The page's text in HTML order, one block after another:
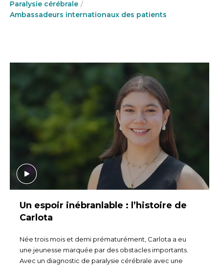
Paralysie cérébrale
Ambassadeurs internationaux des patients
Un espoir inébranlable : l’histoire de
Carlota
Née trois mois et demi prématurément, Carlota a eu
une jeunesse marquée par des obstacles importants.
Avec un diagnostic de paralysie cérébrale avec une